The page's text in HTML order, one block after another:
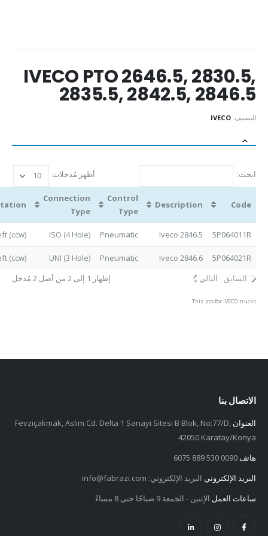
IVECO PTO 2646.5, 2830.5,
2835.5, 2842.5, 2846.5
التصنيف: IVECO
أظهر مُدخلات ابحث:
Code
Description
Control
Type
Connection
Type
5P064011R
Iveco 2846.5
Pneumatic
ISO (4 Hole)
(ccw)
5P064021R
Iveco 2846.6
Pneumatic
UNI (3 Hole)
(ccw)
إظهار 1 إلى 2 من أصل 2 مُدخل
السابق التالي
This pto for IVECO trucks.
الاتصال بنا
العنوان Fevziçakmak, Aslım Cd. Delta 1 Sanayi Sitesi B Blok, No:77/D,
42050 Karatay/Konya
هاتف 0090 530 889 6075
البريد الإلكتروني البريد الإلكتروني: info@fabrazi.com
ساعات العمل الإثنين - الجمعة 9 صباحًا حتى 8 مساءً